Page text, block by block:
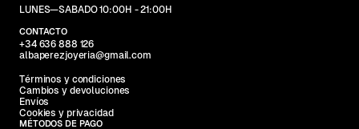
LUNES—SABADO 10:00H - 21:00H
CONTACTO
+34 636 888 126
albaperezjoyeria@gmail.com
Términos y condiciones
Cambios y devoluciones
Envíos
Cookies y privacidad
MÉTODOS DE PAGO